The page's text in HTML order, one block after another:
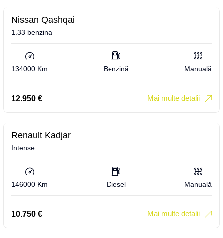
Nissan Qashqai
1.33 benzina
134000 Km Benzină Manuală
12.950 € Mai multe detalii
Renault Kadjar
Intense
146000 Km Diesel Manuală
10.750 € Mai multe detalii